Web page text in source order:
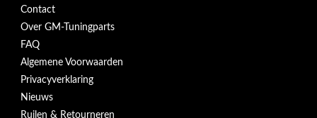
Contact
Over GM-Tuningparts
FAQ
Algemene Voorwaarden
Privacyverklaring
Nieuws
Ruilen & Retourneren